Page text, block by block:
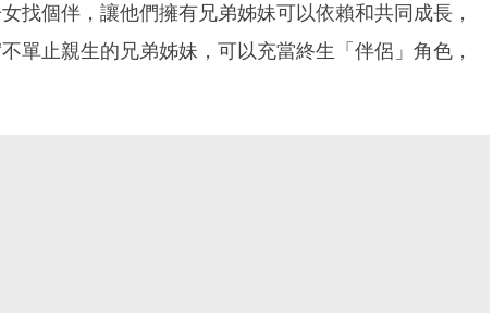
找個伴，讓他們擁有兄弟姊妹可以依賴和共同成長，
單止親生的兄弟姊妹，可以充當終生「伴侶」角色，